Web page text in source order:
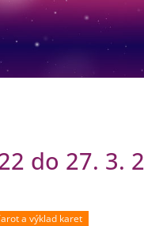
do 27. 3.
a výklad karet